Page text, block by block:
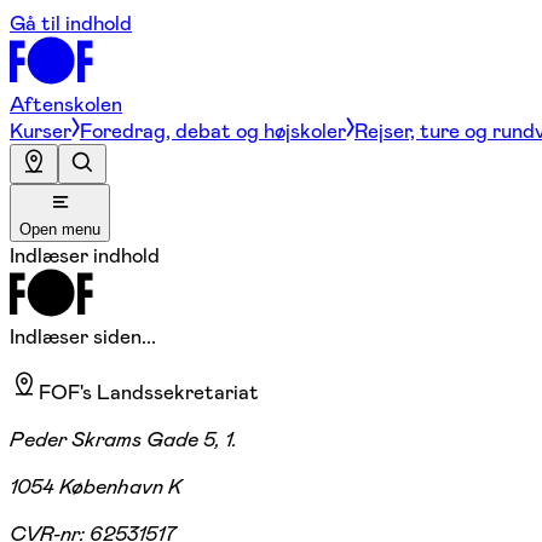
Gå til indhold
Aftenskolen
Kurser Foredrag, debat og højskoler Rejser, ture og
Open menu
Indlæser indhold
Indlæser siden...
FOF's Landssekretariat
Peder Skrams Gade 5, 1.
1054 København K
CVR-nr: 62531517